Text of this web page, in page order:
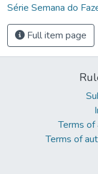
Série Semana do
Full item page
Terms of
Terms of